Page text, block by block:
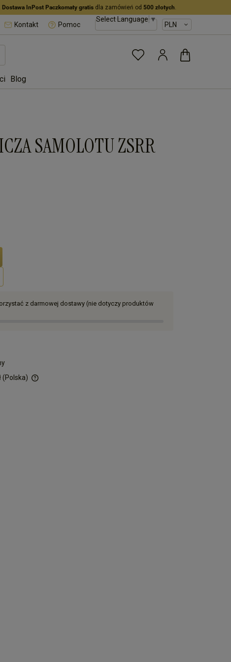
Dostawa InPost Paczkomaty gratis dla zamówień od 500 złotych.
Select Language▼
Kontakt Pomoc
Blog
SAMOLOTU ZSRR
z darmowej dostawy (nie dotyczy produktów
(Polska)